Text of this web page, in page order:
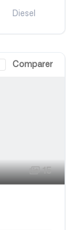
Diesel
Comparer
15